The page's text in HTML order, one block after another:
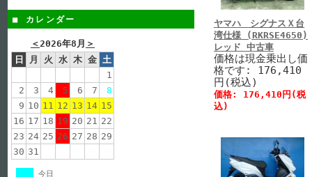
■ カレンダー
＜2026年8月 ＞
日
月 火 水 木 金 土
1
2
3 4 5 6 7
8
9 10 11 12 13 14 15
16 17 18 19 20 21 22
23 24 25 26 27 28 29
30 31
今日
ヤマハ シグナスＸ台
湾仕様 (RKRSE4650)
レッド 中古車
価格は現金乗出し価
格です: 176,410
円(税込)
価格: 176,410円(税
込)